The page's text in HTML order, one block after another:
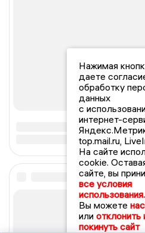
Нажимая
даете
обработку
данных
с
интернет-
top.mail.ru,
На сайте
cookie.
сайте, вы
все условия
использования.
Вы можете
или отклонить
покинуть сайт